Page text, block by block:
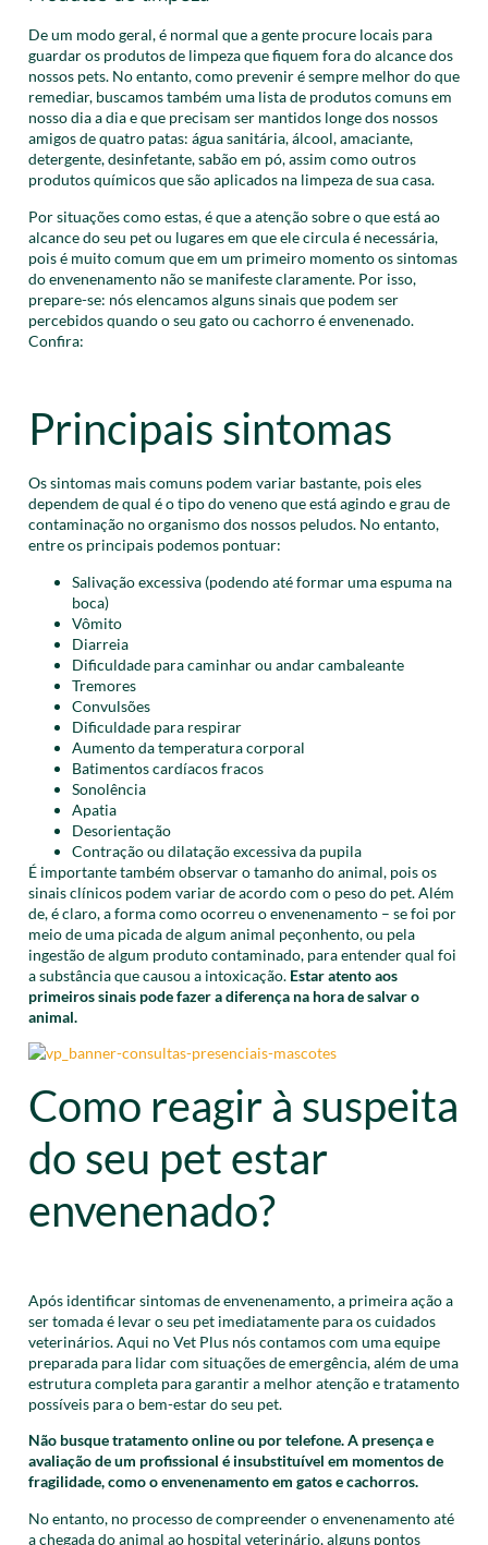
De um modo geral, é normal que a gente procure locais para
guardar os produtos de limpeza que fiquem fora do alcance dos
nossos pets. No entanto, como prevenir é sempre melhor do que
remediar, buscamos também uma lista de produtos comuns em
nosso dia a dia e que precisam ser mantidos longe dos nossos
amigos de quatro patas: água sanitária, álcool, amaciante,
detergente, desinfetante, sabão em pó, assim como outros
produtos químicos que são aplicados na limpeza de sua casa.
Por situações como estas, é que a atenção sobre o que está ao
alcance do seu pet ou lugares em que ele circula é necessária,
pois é muito comum que em um primeiro momento os sintomas
do envenenamento não se manifeste claramente. Por isso,
prepare-se: nós elencamos alguns sinais que podem ser
percebidos quando o seu gato ou cachorro é envenenado.
Confira:
Principais sintomas
Os sintomas mais comuns podem variar bastante, pois eles
dependem de qual é o tipo do veneno que está agindo e grau de
contaminação no organismo dos nossos peludos. No entanto,
entre os principais podemos pontuar:
Salivação excessiva (podendo até formar uma espuma na
boca)
Vômito
Diarreia
Dificuldade para caminhar ou andar cambaleante
Tremores
Convulsões
Dificuldade para respirar
Aumento da temperatura corporal
Batimentos cardíacos fracos
Sonolência
Apatia
Desorientação
Contração ou dilatação excessiva da pupila
É importante também observar o tamanho do animal, pois os
sinais clínicos podem variar de acordo com o peso do pet. Além
de, é claro, a forma como ocorreu o envenenamento – se foi por
meio de uma picada de algum animal peçonhento, ou pela
ingestão de algum produto contaminado, para entender qual foi
a substância que causou a intoxicação. Estar atento aos
primeiros sinais pode fazer a diferença na hora de salvar o
animal.
Como reagir à suspeita
do seu pet estar
envenenado?
Após identificar sintomas de envenenamento, a primeira ação a
ser tomada é levar o seu pet imediatamente para os cuidados
veterinários. Aqui no Vet Plus nós contamos com uma equipe
preparada para lidar com situações de emergência, além de uma
estrutura completa para garantir a melhor atenção e tratamento
possíveis para o bem-estar do seu pet.
Não busque tratamento online ou por telefone. A presença e
avaliação de um profissional é insubstituível em momentos de
fragilidade, como o envenenamento em gatos e cachorros.
No entanto, no processo de compreender o envenenamento até
a chegada do animal ao hospital veterinário, alguns pontos